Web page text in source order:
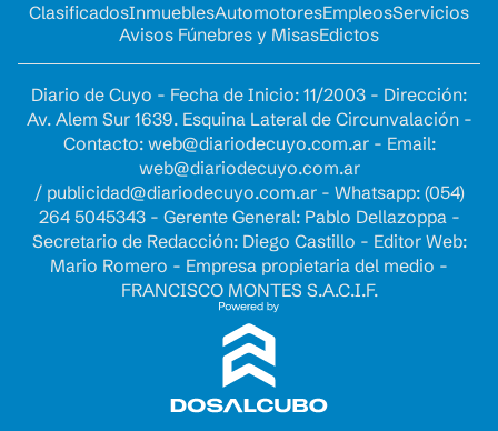
ClasificadosInmueblesAutomotoresEmpleosServicios
Avisos Fúnebres y MisasEdictos
Diario de Cuyo - Fecha de Inicio: 11/2003 - Dirección:
Av. Alem Sur 1639. Esquina Lateral de Circunvalación -
Contacto: web@diariodecuyo.com.ar- Email:
web@diariodecuyo.com.ar
/ publicidad@diariodecuyo.com.ar- Whatsapp: (054)
264 5045343 - Gerente General: Pablo Dellazoppa -
Secretario de Redacción: Diego Castillo - Editor Web:
Mario Romero - Empresa propietaria del medio -
FRANCISCO MONTES S.A.C.I.F.